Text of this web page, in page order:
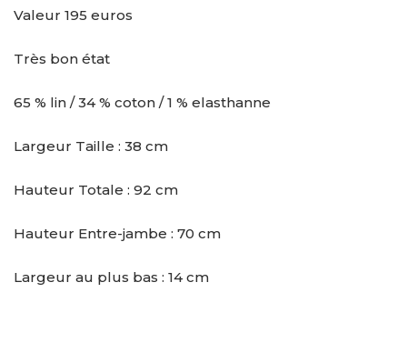
Valeur 195 euros
Très bon état
65 % lin / 34 % coton / 1 % elasthanne
Largeur Taille : 38 cm
Hauteur Totale : 92 cm
Hauteur Entre-jambe : 70 cm
Largeur au plus bas : 14 cm